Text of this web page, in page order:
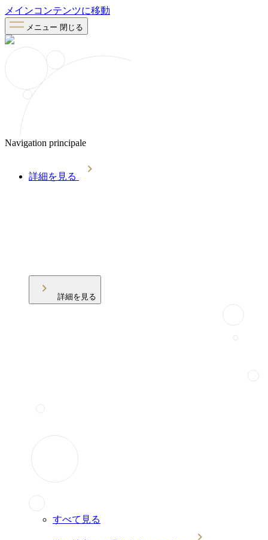
メインコンテンツに移動
メニュー 閉じる
Navigation principale
詳細を見る
詳細を見る
すべて見る